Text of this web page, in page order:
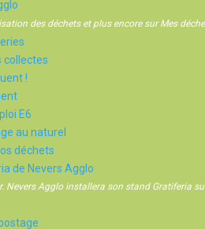
des déchets et plus encore sur Mes
collectes
!
E6
au naturel
déchets
de Nevers Agglo
Nevers Agglo installera son stand Gratiferia